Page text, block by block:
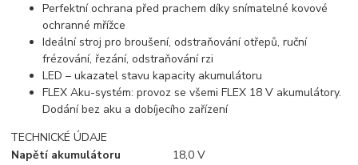
Perfektní ochrana před prachem díky snímatelné kovové
ochranné mřížce
Ideální stroj pro broušení, odstraňování otřepů, ruční
frézování, řezání, odstraňování rzi
LED – ukazatel stavu kapacity akumulátoru
FLEX Aku-systém: provoz se všemi FLEX 18 V akumulátory.
Dodání bez aku a dobíjecího zařízení
TECHNICKÉ ÚDAJE
Napětí akumulátoru
18,0 V